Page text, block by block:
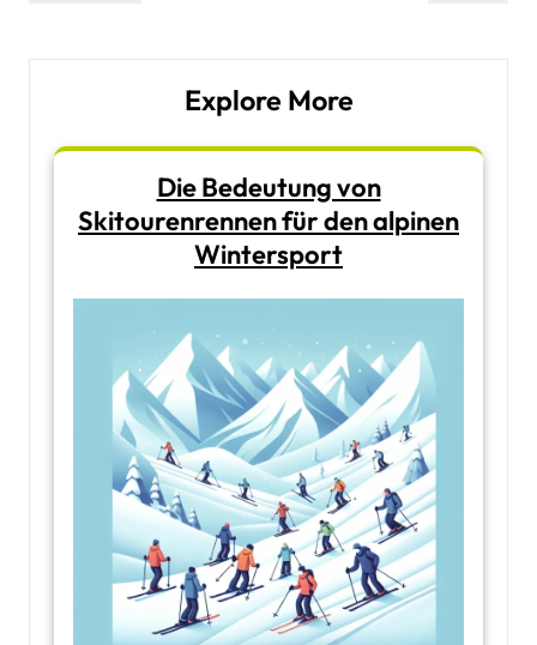
Explore More
Die Bedeutung von
Skitourenrennen für den alpinen
Wintersport